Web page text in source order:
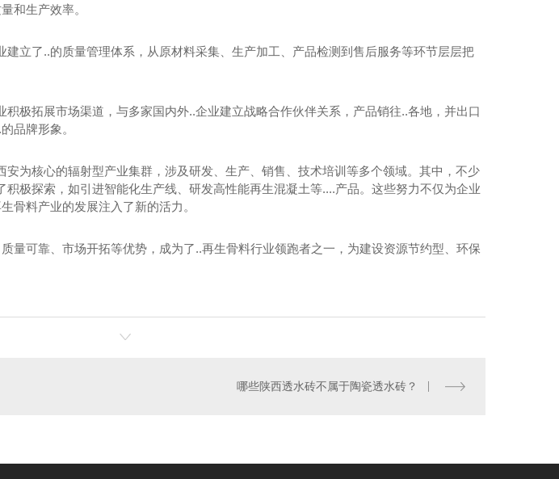
透水砖厂家
和生产效率。
建立了..的质量管理体系，从原材料采集、生产加工、产品检测到售后服务等环节层层把
极拓展市场渠道，与多家国内外..企业建立战略合作伙伴关系，产品销往..各地，并出口
品牌形象。
安为核心的辐射型产业集群，涉及研发、生产、销售、技术培训等多个领域。其中，不少
极探索，如引进智能化生产线、研发高性能再生混凝土等....产品。这些努力不仅为企业
骨料产业的发展注入了新的活力。
量可靠、市场开拓等优势，成为了..再生骨料行业领跑者之一，为建设资源节约型、环保
哪些陕西透水砖不属于陶瓷透水砖？